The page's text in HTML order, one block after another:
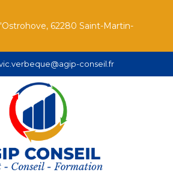
62280 Saint-Martin-
conseil.fr